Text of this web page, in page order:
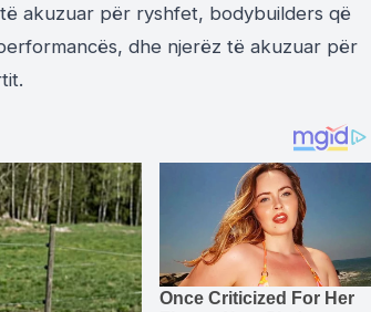
akuzuar për ryshfet, bodybuilders që
dhe njerëz të akuzuar për